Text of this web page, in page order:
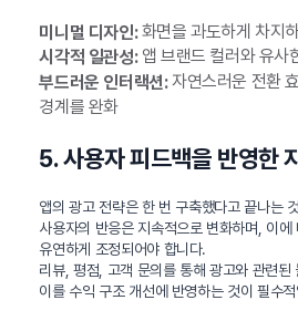
미니멀 디자인:화면을 과도하게 차지
시각적 일관성:앱 브랜드 컬러와 유사
부드러운 인터랙션:자연스러운 전환
경계를 완화
5. 사용자 피드백을 반영한
앱의 광고 전략은 한 번 구축했다고 끝나는
사용자의 반응은 지속적으로 변화하며, 이에
유연하게 조정되어야 합니다.
리뷰, 평점, 고객 문의를 통해 광고와 관련된
이를 수익 구조 개선에 반영하는 것이 필수